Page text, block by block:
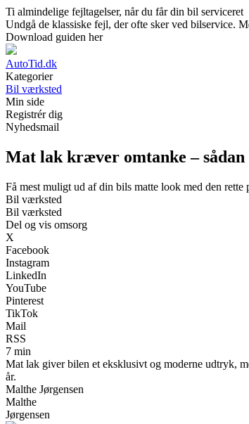
Ti almindelige fejltagelser, når du får din bil serviceret
Undgå de klassiske fejl, der ofte sker ved bilservice.
Download guiden her
AutoTid.dk
Kategorier
Bil værksted
Min side
Registrér dig
Nyhedsmail
Mat lak kræver omtanke –
Få mest muligt ud af din bils matte look med den rette
Bil værksted
Bil værksted
Del og vis omsorg
X
Facebook
Instagram
LinkedIn
YouTube
Pinterest
TikTok
Mail
RSS
7 min
Mat lak giver bilen et eksklusivt og moderne udtryk,
år.
Malthe Jørgensen
Malthe
Jørgensen